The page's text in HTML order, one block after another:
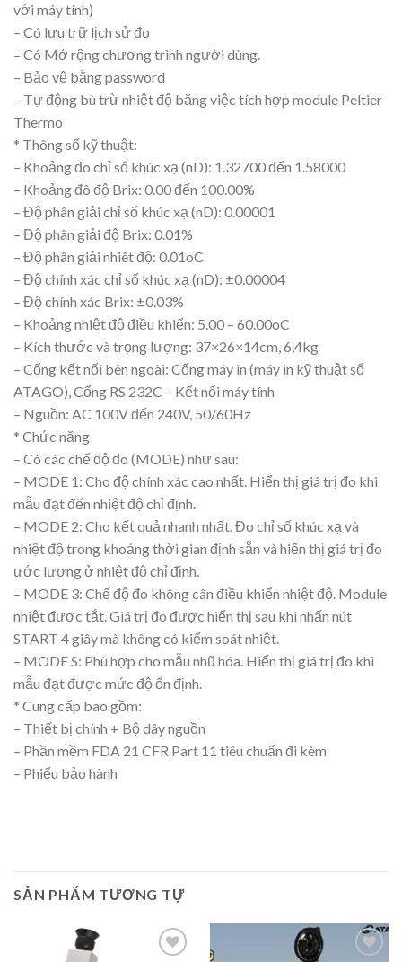
với máy tính)
– Có lưu trữ lịch sử đo
– Có Mở rộng chương trình người dùng.
– Bảo vệ bằng password
– Tự động bù trừ nhiệt độ bằng việc tích hợp module Peltier
Thermo
* Thông số kỹ thuật:
– Khoảng đo chỉ số khúc xạ (nD): 1.32700 đến 1.58000
– Khoảng đô độ Brix: 0.00 đến 100.00%
– Độ phân giải chỉ số khúc xạ (nD): 0.00001
– Độ phân giải độ Brix: 0.01%
– Độ phân giải nhiêt độ: 0.01oC
– Độ chính xác chỉ số khúc xạ (nD): ±0.00004
– Độ chính xác Brix: ±0.03%
– Khoảng nhiệt độ điều khiển: 5.00 – 60.00oC
– Kích thước và trọng lượng: 37×26×14cm, 6,4kg
– Cổng kết nối bên ngoài: Cổng máy in (máy in kỹ thuật số
ATAGO), Cổng RS 232C – Kết nối máy tính
– Nguồn: AC 100V đến 240V, 50/60Hz
* Chức năng
– Có các chế độ đo (MODE) như sau:
– MODE 1: Cho độ chính xác cao nhất. Hiển thị giá trị đo khi
mẫu đạt đến nhiệt độ chỉ định.
– MODE 2: Cho kết quả nhanh nhất. Đo chỉ số khúc xạ và
nhiệt độ trong khoảng thời gian định sẵn và hiển thị giá trị đo
ước lượng ở nhiệt độ chỉ định.
– MODE 3: Chế độ đo không cân điều khiển nhiệt độ. Module
nhiệt đươc tắt. Giá trị đo được hiển thị sau khi nhấn nút
START 4 giây mà không có kiểm soát nhiệt.
– MODE S: Phù hợp cho mẫu nhũ hóa. Hiển thị giá trị đo khi
mẫu đạt được mức độ ổn định.
* Cung cấp bao gồm:
– Thiết bị chính + Bộ dây nguồn
– Phần mềm FDA 21 CFR Part 11 tiêu chuẩn đi kèm
– Phiếu bảo hành
SẢN PHẨM TƯƠNG TỰ